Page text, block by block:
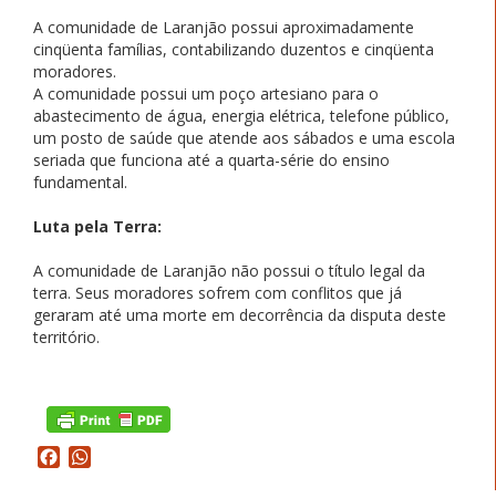
A comunidade de Laranjão possui aproximadamente
cinqüenta famílias, contabilizando duzentos e cinqüenta
moradores.
A comunidade possui um poço artesiano para o
abastecimento de água, energia elétrica, telefone público,
um posto de saúde que atende aos sábados e uma escola
seriada que funciona até a quarta-série do ensino
fundamental.
Luta pela Terra:
A comunidade de Laranjão não possui o título legal da
terra. Seus moradores sofrem com conflitos que já
geraram até uma morte em decorrência da disputa deste
território.
Facebook